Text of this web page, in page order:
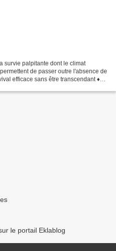
survie palpitante dont le climat
de passer outre l'absence de
efficace sans être transcendant ♦
le portail Eklablog